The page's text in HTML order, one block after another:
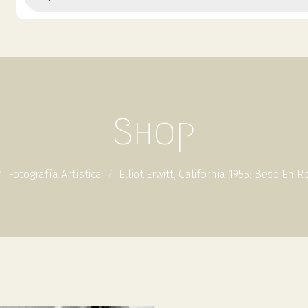
Shop
Fotografía Artística Elliot Erwitt, California 1955: Beso En